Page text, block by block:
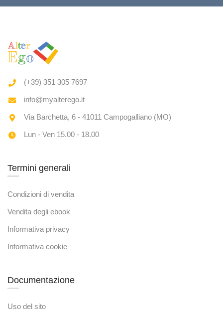
(+39) 351 305 7697
info@myalterego.it
Via Barchetta, 6 - 41011 Campogalliano (MO)
Lun - Ven 15.00 - 18.00
Termini generali
Condizioni di vendita
Vendita degli ebook
Informativa privacy
Informativa cookie
Documentazione
Uso del sito